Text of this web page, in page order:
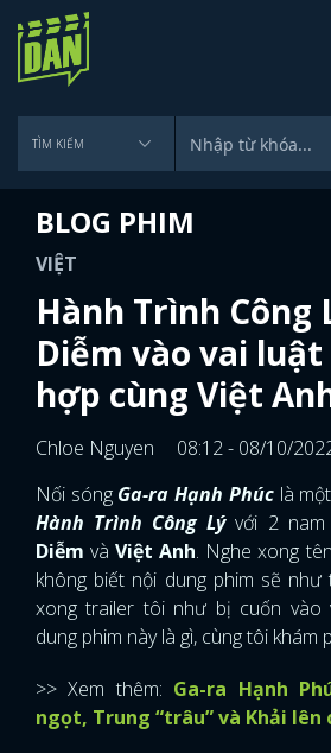
BLOG PHIM
VIỆT
Hành Trình Công
Diễm vào vai
hợp cùng Việt
Chloe Nguyen
08:12 - 08/10/
Nối sóng Ga-ra Hạnh Phúclà
Hành Trình Công Lývới 2 nam
Diễm vàViệt Anh. Nghe xong
không biết nội dung phim sẽ
xong trailer tôi như bị cuốn vào
dung phim này là gì, cùng tôi khám
>> Xem thêm: Ga-ra Hạnh
ngọt, Trung “trâu” và Khải lên